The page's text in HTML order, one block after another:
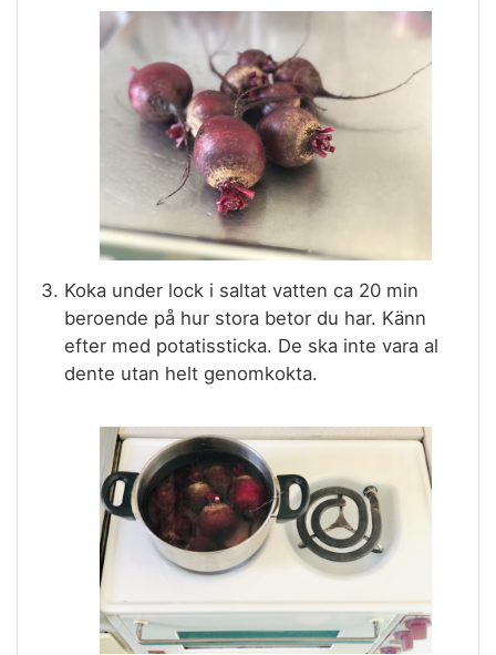
Koka under lock i saltat vatten ca 20 min
beroende på hur stora betor du har. Känn
efter med potatissticka. De ska inte vara al
dente utan helt genomkokta.